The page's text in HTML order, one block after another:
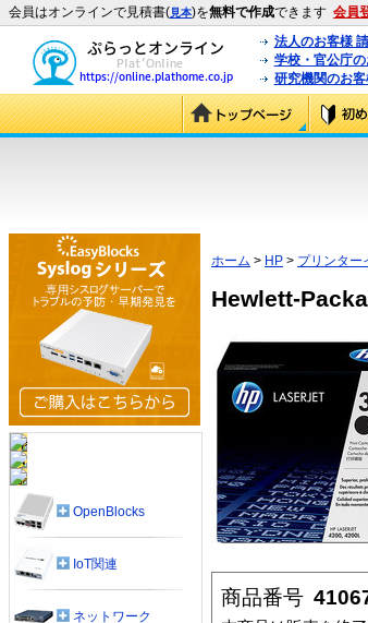
会員はオンラインで見積書(見本)を無料で作成できます 会員
法人のお客様
学校・官公庁
研究機関のお
ホーム > HP > プリンター
Hewlett-
商品番号
OpenBlocks
IoT関連
ネットワーク